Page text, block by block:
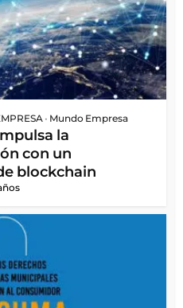
• Mundo Empresa
la
con un
blockchain